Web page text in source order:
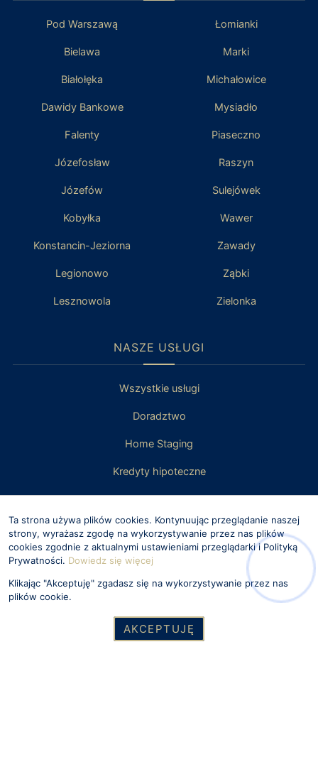
Pod Warszawą
Bielawa
Białołęka
Dawidy Bankowe
Falenty
Józefosław
Józefów
Kobyłka
Konstancin-Jeziorna
Legionowo
Lesznowola
Łomianki
Marki
Michałowice
Mysiadło
Piaseczno
Raszyn
Sulejówek
Wawer
Zawady
Ząbki
Zielonka
NASZE USŁUGI
Wszystkie usługi
Doradztwo
Home Staging
Kredyty hipoteczne
Projekty wnętrz
Sprzedaż nieruchomości
Współpraca i wycena
Wynajem nieruchomości
Ta strona używa plików cookies. Kontynuując przeglądanie naszej
strony, wyrażasz zgodę na wykorzystywanie przez nas plików
cookies zgodnie z aktualnymi ustawieniami przeglądarki i Polityką
Prywatności. Dowiedz się więcej
Klikając "Akceptuję" zgadasz się na wykorzystywanie przez nas
plików cookie.
AKCEPTUJĘ